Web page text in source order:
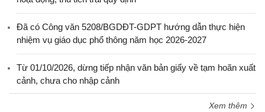
Đã có Công văn 5208/BGDĐT-GDPT hướng dẫn thực hiện
nhiệm vụ giáo dục phổ thông năm học 2026-2027
Từ 01/10/2026, dừng tiếp nhận văn bản giấy về tạm hoãn xuất
cảnh, chưa cho nhập cảnh
Xem thêm